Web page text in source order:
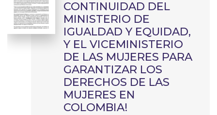
CONTINUIDAD DEL
MINISTERIO DE
IGUALDAD Y EQUIDAD,
Y EL VICEMINISTERIO
DE LAS MUJERES PARA
GARANTIZAR LOS
DERECHOS DE LAS
MUJERES EN
COLOMBIA!